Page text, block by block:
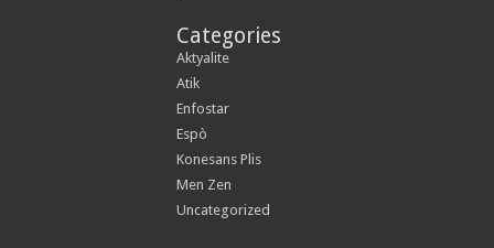
Categories
Aktyalite
Atik
Enfostar
Espò
Konesans Plis
Men Zen
Uncategorized